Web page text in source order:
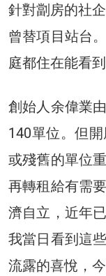
針對劏房的社
曾替項目站台
庭都住在能看
創始人余偉業
140單位。但
或殘舊的單位
再轉租給有需
濟自立，近年
我當日看到這
流露的喜悅，